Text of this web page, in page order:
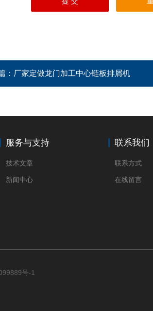
： 厂家定做龙门加工中心链板排屑机
服务与支持
技术文章
新闻中心
联系我们
联系方式
在线留言
号-1